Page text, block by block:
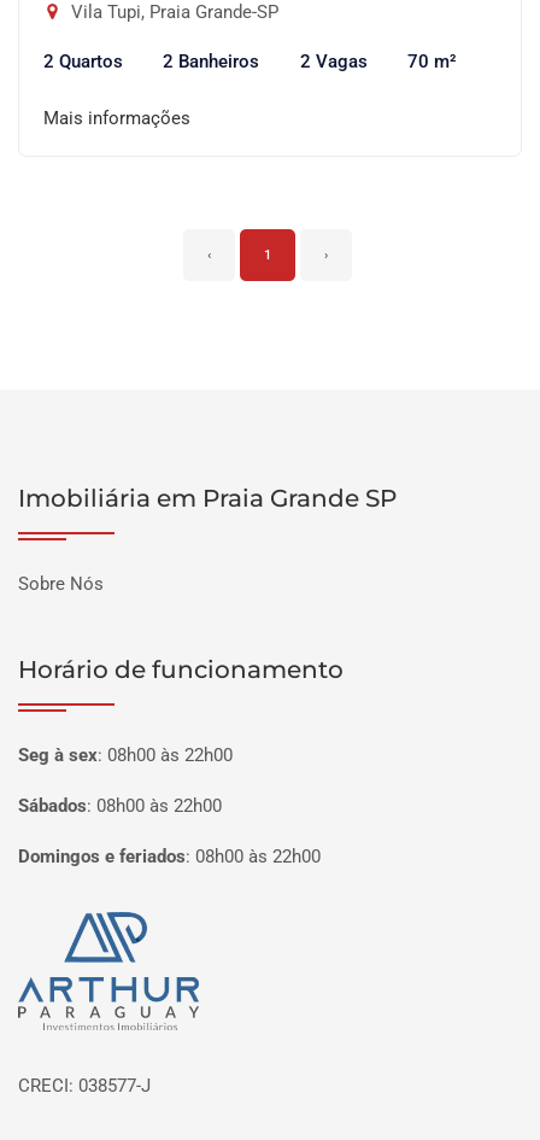
Vila Tupi, Praia Grande-SP
2 Quartos 2 Banheiros 2 Vagas 70 m²
Mais informações
‹ 1 ›
Imobiliária em Praia Grande SP
Sobre Nós
Horário de funcionamento
Seg à sex: 08h00 às 22h00
Sábados: 08h00 às 22h00
Domingos e feriados: 08h00 às 22h00
Página inicial
CRECI: 038577-J